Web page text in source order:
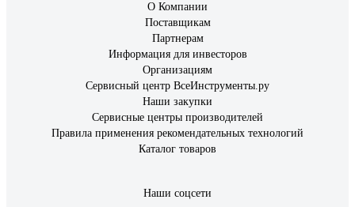
О Компании
Поставщикам
Партнерам
Информация для инвесторов
Организациям
Сервисный центр ВсеИнструменты.ру
Наши закупки
Сервисные центры производителей
Правила применения рекомендательных технологий
Каталог товаров
Наши соцсети